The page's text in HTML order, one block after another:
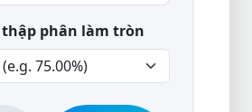
thập phân làm tròn